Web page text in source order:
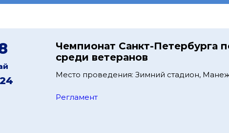
Чемпионат Санкт-Петербурга
среди ветеранов
Место проведения: Зимний стадион,
Регламент